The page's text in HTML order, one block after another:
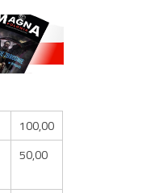
100,00
50,00